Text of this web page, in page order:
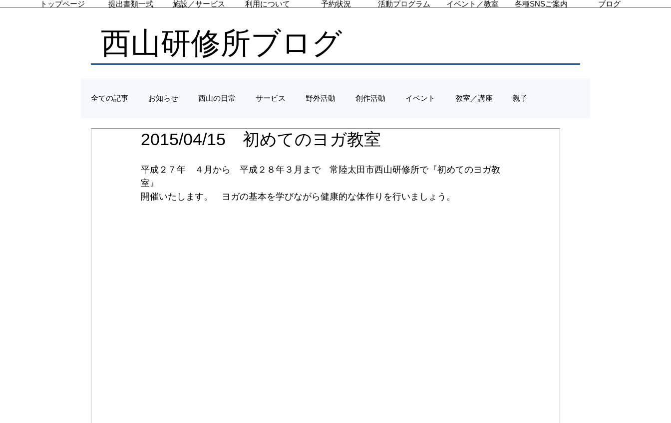
トップページ 提出書類一式 施設／サービス 利用について 予約状況 活動プログラム イベント／教室 各種SNSご案内 ブログ
西山研修所ブログ
全ての記事 お知らせ 西山の日常 サービス 野外活動 創作活動 イベント 教室／講座 親子
2015/04/15 初めてのヨガ教室
平成２７年　４月から　平成２８年３月まで　常陸太田市西山研修所で『初めてのヨガ教
室』
開催いたします。　ヨガの基本を学びながら健康的な体作りを行いましょう。